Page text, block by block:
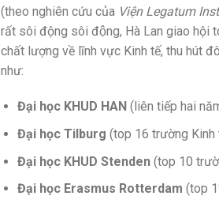
(theo nghiên cứu của Viện Legatum
rất sôi động sôi động, Hà Lan giao hội
chất lượng về lĩnh vực Kinh tế, thu hút
như:
Đại học KHUD HAN (liên tiếp hai
Đại học Tilburg (top 16 trường Kinh
Đại học KHUD Stenden(top 10
Đại học Erasmus Rotterdam (top